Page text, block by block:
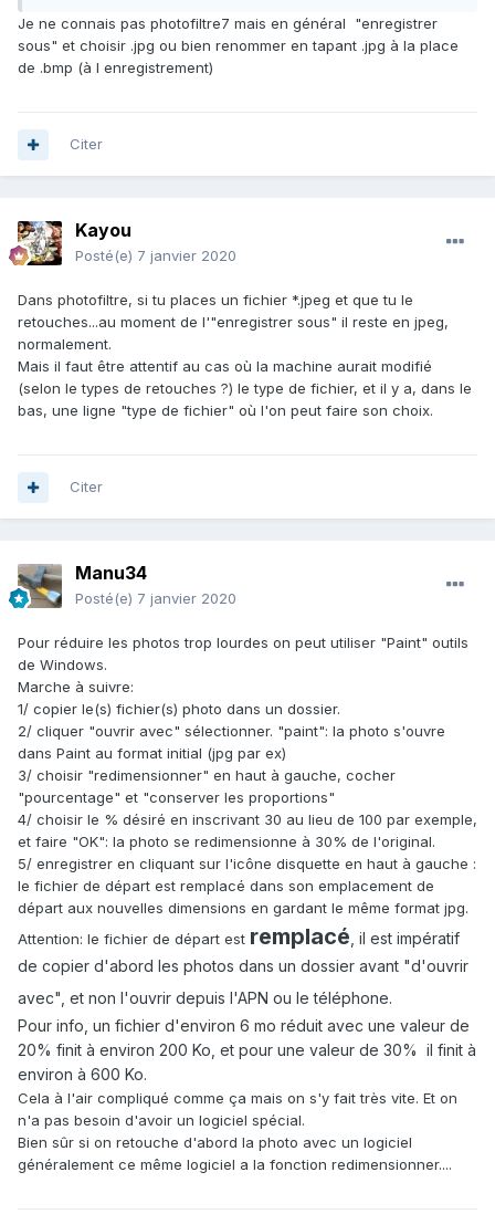
Je ne connais pas photofiltre7 mais en général "enregistrer
sous" et choisir .jpg ou bien renommer en tapant .jpg à la place
de .bmp (à l enregistrement)
Citer
Kayou
Posté(e) 7 janvier 2020
Dans photofiltre, si tu places un fichier *.jpeg et que tu le
retouches...au moment de l'"enregistrer sous" il reste en jpeg,
normalement.
Mais il faut être attentif au cas où la machine aurait modifié
(selon le types de retouches ?) le type de fichier, et il y a, dans le
bas, une ligne "type de fichier" où l'on peut faire son choix.
Citer
Manu34
Posté(e) 7 janvier 2020
Pour réduire les photos trop lourdes on peut utiliser "Paint" outils
de Windows.
Marche à suivre:
1/ copier le(s) fichier(s) photo dans un dossier.
2/ cliquer "ouvrir avec" sélectionner. "paint": la photo s'ouvre
dans Paint au format initial (jpg par ex)
3/ choisir "redimensionner" en haut à gauche, cocher
"pourcentage" et "conserver les proportions"
4/ choisir le % désiré en inscrivant 30 au lieu de 100 par exemple,
et faire "OK": la photo se redimensionne à 30% de l'original.
5/ enregistrer en cliquant sur l'icône disquette en haut à gauche :
le fichier de départ est remplacé dans son emplacement de
départ aux nouvelles dimensions en gardant le même format jpg.
Attention: le fichier de départ est remplacé , il est impératif
de copier d'abord les photos dans un dossier avant "d'ouvrir
avec", et non l'ouvrir depuis l'APN ou le téléphone.
Pour info, un fichier d'environ 6 mo réduit avec une valeur de
20% finit à environ 200 Ko, et pour une valeur de 30% il finit à
environ à 600 Ko.
Cela à l'air compliqué comme ça mais on s'y fait très vite. Et on
n'a pas besoin d'avoir un logiciel spécial.
Bien sûr si on retouche d'abord la photo avec un logiciel
généralement ce même logiciel a la fonction redimensionner....